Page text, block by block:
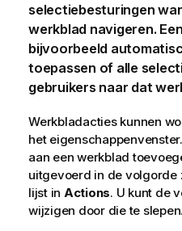
selectiebesturingen
werkblad navigeren.
bijvoorbeeld
toepassen of alle
gebruikers naar dat
Werkbladacties kunnen
het eigenschappenvenster.
aan een werkblad
uitgevoerd in de volgorde
lijst in Actions. U kunt de
wijzigen door die te slepen.